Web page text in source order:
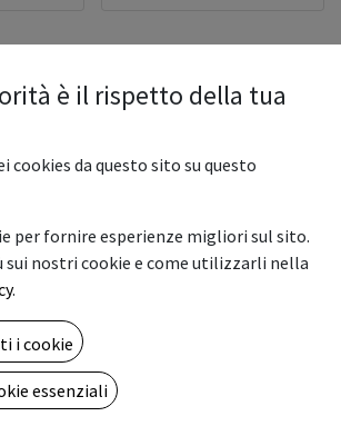
© Vemar s.a.s
- The #1Open Source eCommerce
è il rispetto della tua
cookies da questo sito su questo
per fornire esperienze migliori sul sito.
sui nostri cookie e come utilizzarli nella
.
i cookie
essenziali